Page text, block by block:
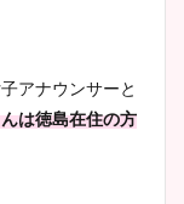
アナウンサーと
は徳島在住の方